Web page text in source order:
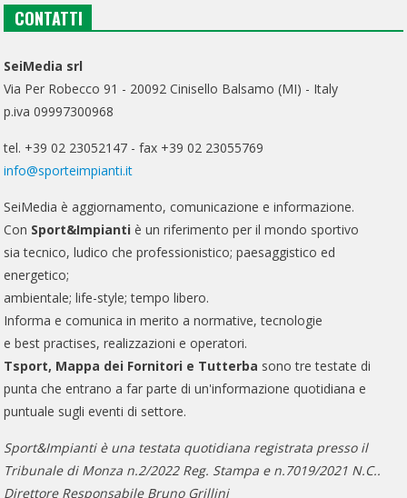
CONTATTI
SeiMedia srl
Via Per Robecco 91 - 20092 Cinisello Balsamo (MI) - Italy
p.iva 09997300968
tel. +39 02 23052147 - fax +39 02 23055769
info@sporteimpianti.it
SeiMedia è aggiornamento, comunicazione e informazione.
Con Sport&Impianti è un riferimento per il mondo sportivo
sia tecnico, ludico che professionistico; paesaggistico ed
energetico;
ambientale; life-style; tempo libero.
Informa e comunica in merito a normative, tecnologie
e best practises, realizzazioni e operatori.
Tsport, Mappa dei Fornitori e Tutterba sono tre testate di
punta che entrano a far parte di un'informazione quotidiana e
puntuale sugli eventi di settore.
Sport&Impianti è una testata quotidiana registrata presso il
Tribunale di Monza n.2/2022 Reg. Stampa e n.7019/2021 N.C..
Direttore Responsabile Bruno Grillini